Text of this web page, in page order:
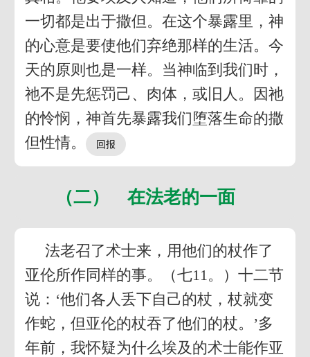
一切都是出于撒但。在这个暴露里，神
的心意是要使他们弃绝那样的生活。今
天的原则也是一样。当神临到我们时，
祂不是先惩罚己、肉体，或旧人。因祂
的怜悯，神首先暴露我们堕落生命的撒
但性情。
（二） 在法老的一面
法老召了术士来，用他们的杖作了
亚伦所作同样的事。（七11。）十二节
说：‘他们各人丢下自己的杖，杖就变
作蛇，但亚伦的杖吞了他们的杖。’多
年前，我怀疑为什么埃及的术士能作亚